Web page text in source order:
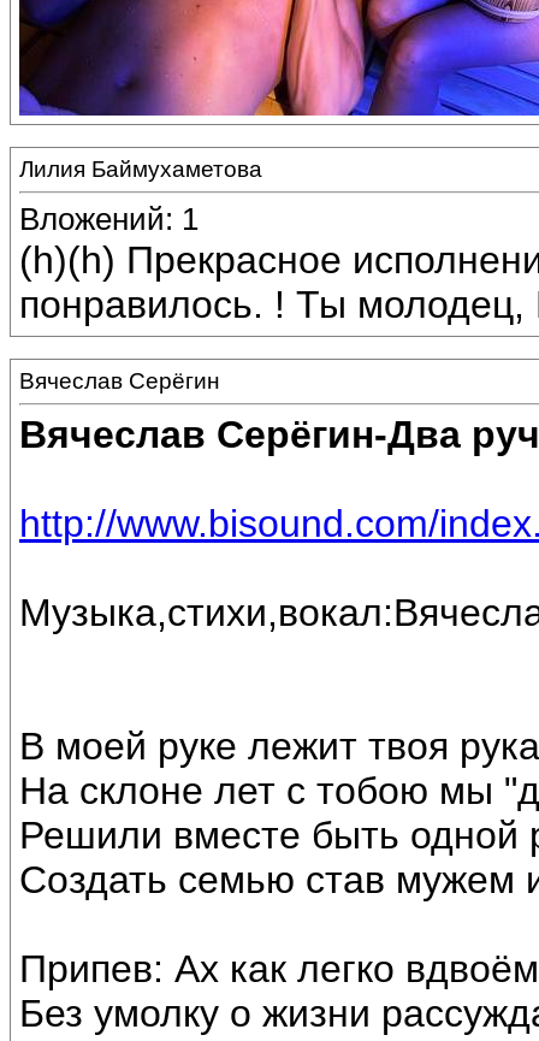
Лилия Баймухаметова
Вложений: 1
(h)(h) Прекрасное
понравилось. ! Ты молодец,
Вячеслав Серёгин
Вячеслав Серёгин-Два
http://www.bisound.com/
В моей руке лежит твоя рука
На склоне лет с тобою мы
Решили вместе быть одной
Создать семью став мужем
Припев: Ах как легко
Без умолку о жизни